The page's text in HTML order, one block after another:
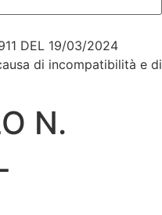
DEL 19/03/2024
di incompatibilità e di
N.